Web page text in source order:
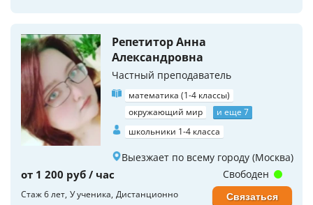
Репетитор Анна
Александровна
Частный преподаватель
математика (1-4 классы)
окружающий мир
и еще 7
школьники 1-4 класса
Выезжает по всему городу (Москва)
от 1 200 руб / час
Стаж 6 лет У ученика Дистанционно
Свободен
Связаться